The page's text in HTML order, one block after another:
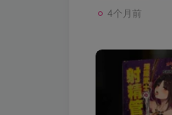
4个月前